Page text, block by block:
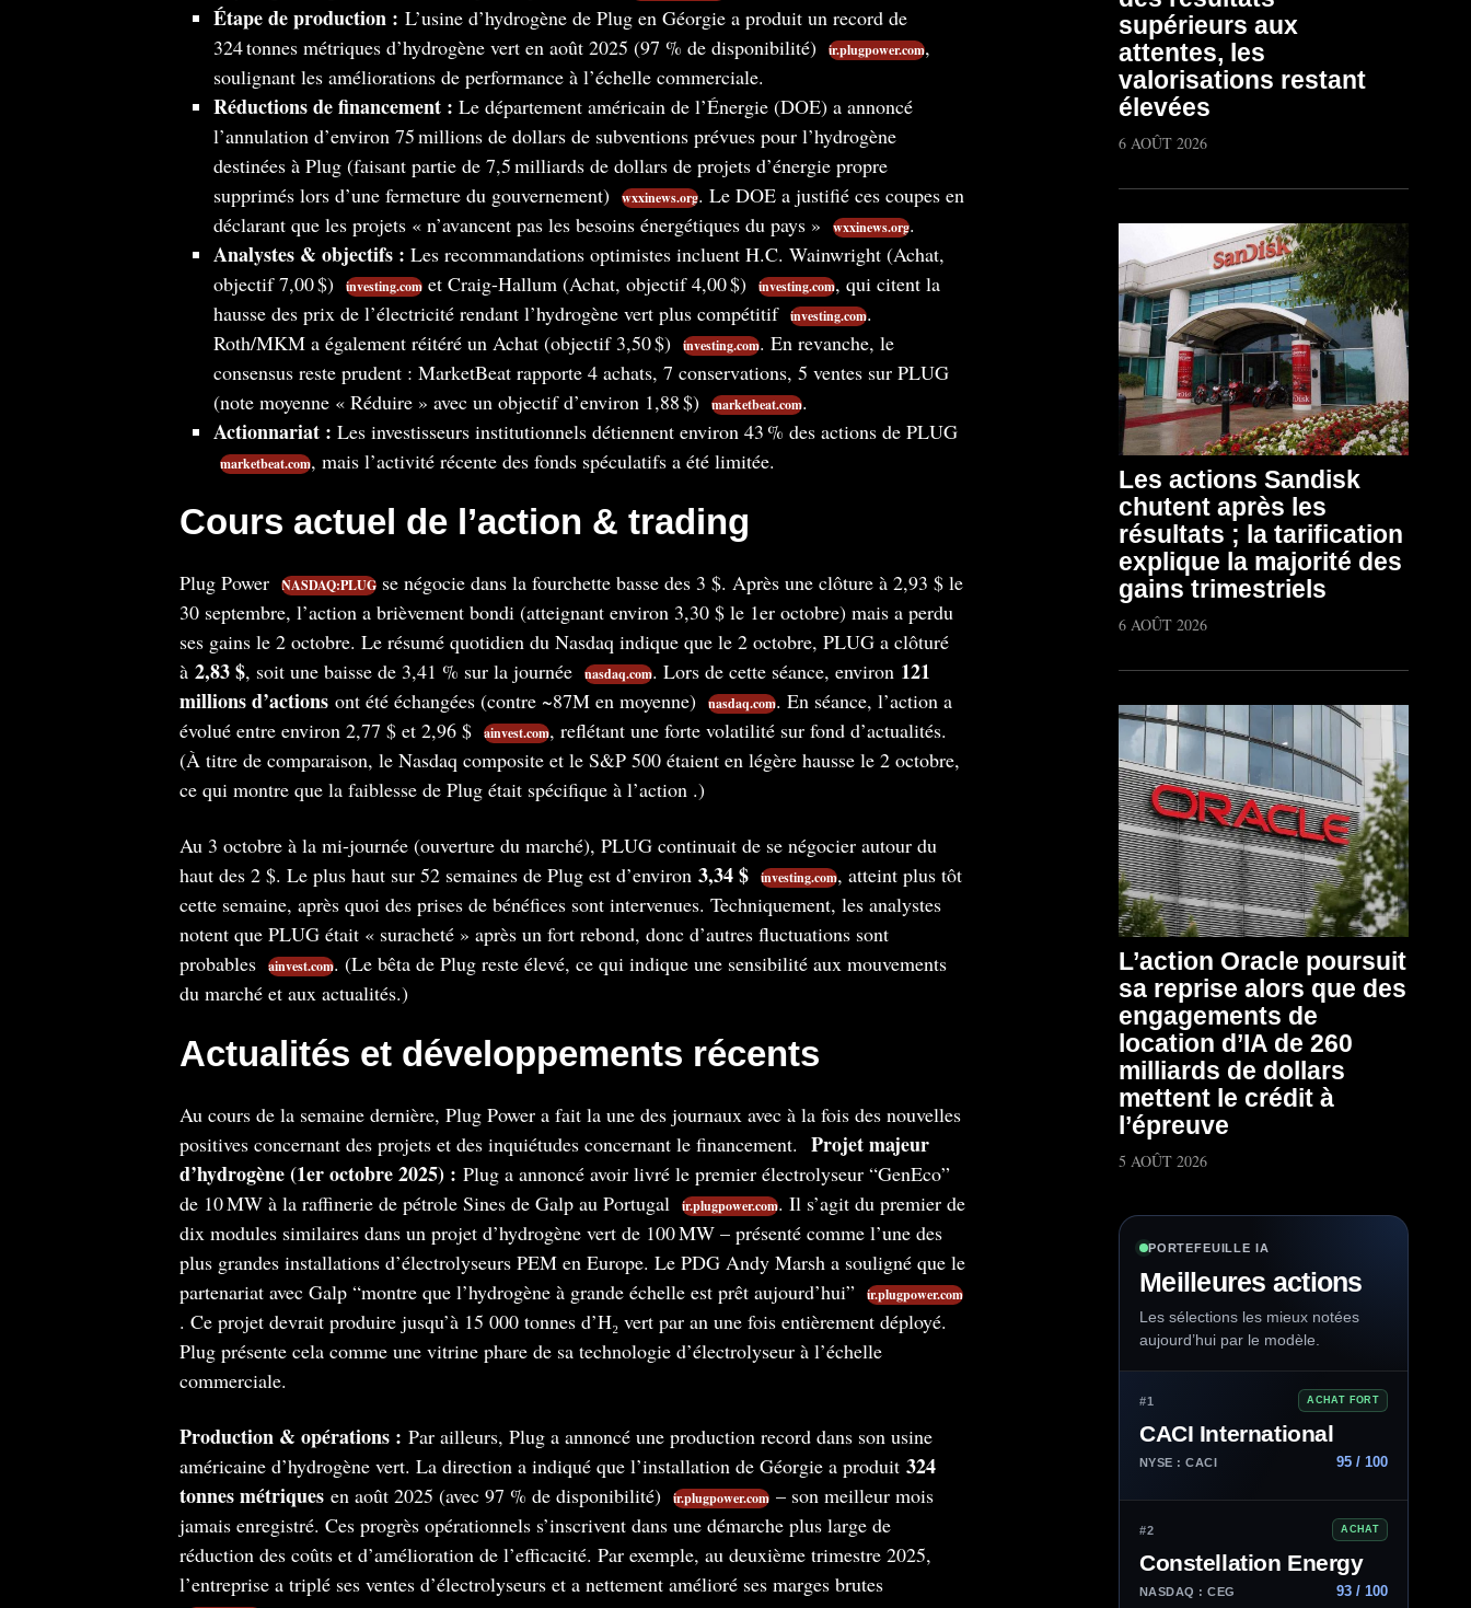
Étape de production : L’usine d’hydrogène de Plug en Géorgie a produit un record de
324 tonnes métriques d’hydrogène vert en août 2025 (97 % de disponibilité)
ir.plugpower.com,
soulignant les améliorations de performance à l’échelle commerciale.
Réductions de financement : Le département américain de l’Énergie (DOE) a annoncé
l’annulation d’environ 75 millions de dollars de subventions prévues pour l’hydrogène
destinées à Plug (faisant partie de 7,5 milliards de dollars de projets d’énergie propre
supprimés lors d’une fermeture du gouvernement)
wxxinews.org. Le DOE a justifié ces coupes en
déclarant que les projets « n’avancent pas les besoins énergétiques du pays »
wxxinews.org.
Analystes & objectifs : Les recommandations optimistes incluent H.C. Wainwright (Achat,
objectif 7,00 $)
investing.com et Craig-Hallum (Achat, objectif 4,00 $) investing.com, qui citent la
hausse des prix de l’électricité rendant l’hydrogène vert plus compétitif investing.com.
Roth/MKM a également réitéré un Achat (objectif 3,50 $)
investing.com. En revanche, le
consensus reste prudent : MarketBeat rapporte 4 achats, 7 conservations, 5 ventes sur PLUG
(note moyenne « Réduire » avec un objectif d’environ 1,88 $)
marketbeat.com.
Actionnariat : Les investisseurs institutionnels détiennent environ 43 % des actions de PLUG
marketbeat.com, mais l’activité récente des fonds spéculatifs a été limitée.
Cours actuel de l’action & trading
Plug Power NASDAQ:PLUGse négocie dans la fourchette basse des 3 $. Après une clôture à 2,93 $ le
30 septembre, l’action a brièvement bondi (atteignant environ 3,30 $ le 1er octobre) mais a perdu
ses gains le 2 octobre. Le résumé quotidien du Nasdaq indique que le 2 octobre, PLUG a clôturé
à 2,83 $, soit une baisse de 3,41 % sur la journée nasdaq.com. Lors de cette séance, environ 121
millions d’actionsont été échangées (contre ~87M en moyenne) nasdaq.com. En séance, l’action a
évolué entre environ 2,77 $ et 2,96 $
ainvest.com, reflétant une forte volatilité sur fond d’actualités.
(À titre de comparaison, le Nasdaq composite et le S&P 500 étaient en légère hausse le 2 octobre,
ce qui montre que la faiblesse de Plug était spécifique à l’action .)
Au 3 octobre à la mi-journée (ouverture du marché), PLUG continuait de se négocier autour du
haut des 2 $. Le plus haut sur 52 semaines de Plug est d’environ 3,34 $ investing.com, atteint plus tôt
cette semaine, après quoi des prises de bénéfices sont intervenues. Techniquement, les analystes
notent que PLUG était « suracheté » après un fort rebond, donc d’autres fluctuations sont
probables
ainvest.com. (Le bêta de Plug reste élevé, ce qui indique une sensibilité aux mouvements
du marché et aux actualités.)
Actualités et développements récents
Au cours de la semaine dernière, Plug Power a fait la une des journaux avec à la fois des nouvelles
positives concernant des projets et des inquiétudes concernant le financement. Projet majeur
d’hydrogène (1er octobre 2025) : Plug a annoncé avoir livré le premier électrolyseur “GenEco”
de 10 MW à la raffinerie de pétrole Sines de Galp au Portugal
ir.plugpower.com. Il s’agit du premier de
dix modules similaires dans un projet d’hydrogène vert de 100 MW – présenté comme l’une des
plus grandes installations d’électrolyseurs PEM en Europe. Le PDG Andy Marsh a souligné que le
partenariat avec Galp “montre que l’hydrogène à grande échelle est prêt aujourd’hui”
ir.plugpower.com
. Ce projet devrait produire jusqu’à 15 000 tonnes d’H₂ vert par an une fois entièrement déployé.
Plug présente cela comme une vitrine phare de sa technologie d’électrolyseur à l’échelle
commerciale.
Production & opérations : Par ailleurs, Plug a annoncé une production record dans son usine
américaine d’hydrogène vert. La direction a indiqué que l’installation de Géorgie a produit 324
tonnes métriquesen août 2025 (avec 97 % de disponibilité) ir.plugpower.com– son meilleur mois
jamais enregistré. Ces progrès opérationnels s’inscrivent dans une démarche plus large de
réduction des coûts et d’amélioration de l’efficacité. Par exemple, au deuxième trimestre 2025,
l’entreprise a triplé ses ventes d’électrolyseurs et a nettement amélioré ses marges brutes
supérieurs aux
attentes, les
valorisations restant
élevées
6 AOÛT 2026
Les actions Sandisk
chutent après les
résultats ; la tarification
explique la majorité des
gains trimestriels
6 AOÛT 2026
L’action Oracle poursuit
sa reprise alors que des
engagements de
location d’IA de 260
milliards de dollars
mettent le crédit à
l’épreuve
5 AOÛT 2026
PORTEFEUILLE IA
Meilleures actions
Les sélections les mieux notées
aujourd’hui par le modèle.
#1 ACHAT FORT
CACI International
NYSE : CACI 95 / 100
#2 ACHAT
Constellation Energy
NASDAQ : CEG 93 / 100